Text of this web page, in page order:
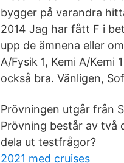
bygger på varandra
2014 Jag har fått F i
upp de ämnena eller
A/Fysik 1, Kemi A/
också bra. Vänligen,
Prövningen utgår från
Prövning består av
dela ut testfrågor?
2021 med cruises